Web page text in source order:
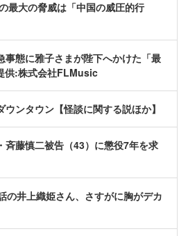
最大の脅威は「中国の威圧的行
事態に雅子さまが陛下へかけた「最
供:株式会社FLMusic
ウンタウン【怪談に関する説ほか】
斉藤慎二被告（43）に懲役7年を求
の井上織姫さん、さすがに胸がデカ